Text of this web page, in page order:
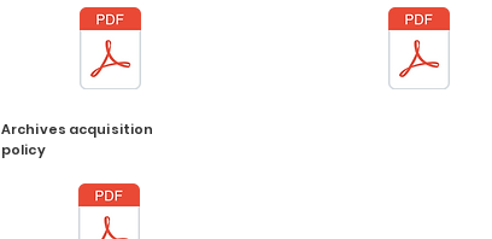
Archives acquisition
policy